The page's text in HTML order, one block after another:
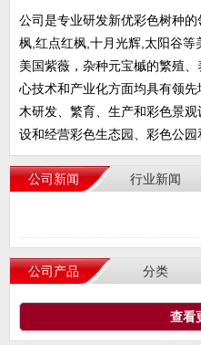
公司是专业研发新优彩色树种
枫,红点红枫,十月光辉,太阳谷
美国紫薇，杂种元宝槭的繁殖
心技术和产业化方面均具有领
木研发、繁育、生产和彩色景
设和经营彩色生态园、彩色公
公司新闻 行业新闻
公司产品 分类
查看